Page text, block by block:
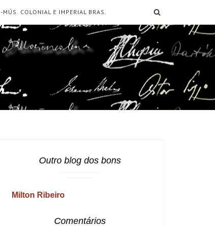
-MÚS. COLONIAL E IMPERIAL BRAS.
Outro blog dos bons
Milton Ribeiro
Comentários